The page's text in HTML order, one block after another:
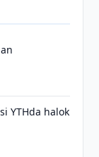
YTHda halok